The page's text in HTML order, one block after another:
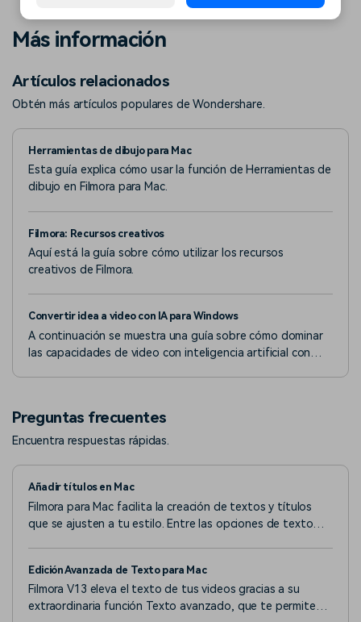
Más información
Artículos relacionados
Obtén más artículos populares de Wondershare.
Herramientas de dibujo para Mac
Esta guía explica cómo usar la función de Herramientas de
dibujo en Filmora para Mac.
Filmora: Recursos creativos
Aquí está la guía sobre cómo utilizar los recursos
creativos de Filmora.
Convertir idea a video con IA para Windows
A continuación se muestra una guía sobre cómo dominar
las capacidades de video con inteligencia artificial con
Preguntas frecuentes
Encuentra respuestas rápidas.
Añadir títulos en Mac
Filmora para Mac facilita la creación de textos y títulos
que se ajusten a tu estilo. Entre las opciones de texto
aperturas y los créditos finales.
Edición Avanzada de Texto para Mac
Filmora V13 eleva el texto de tus videos gracias a su
extraordinaria función Texto avanzado, que te permite